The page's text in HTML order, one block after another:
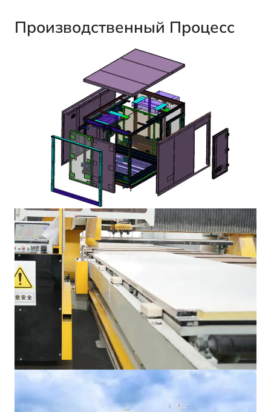
Производственный Процесс